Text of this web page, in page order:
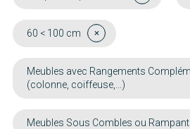
60 < 100 cm
Meubles avec Rangements
(colonne, coiffeuse,...)
Meubles Sous Combles ou Rampant